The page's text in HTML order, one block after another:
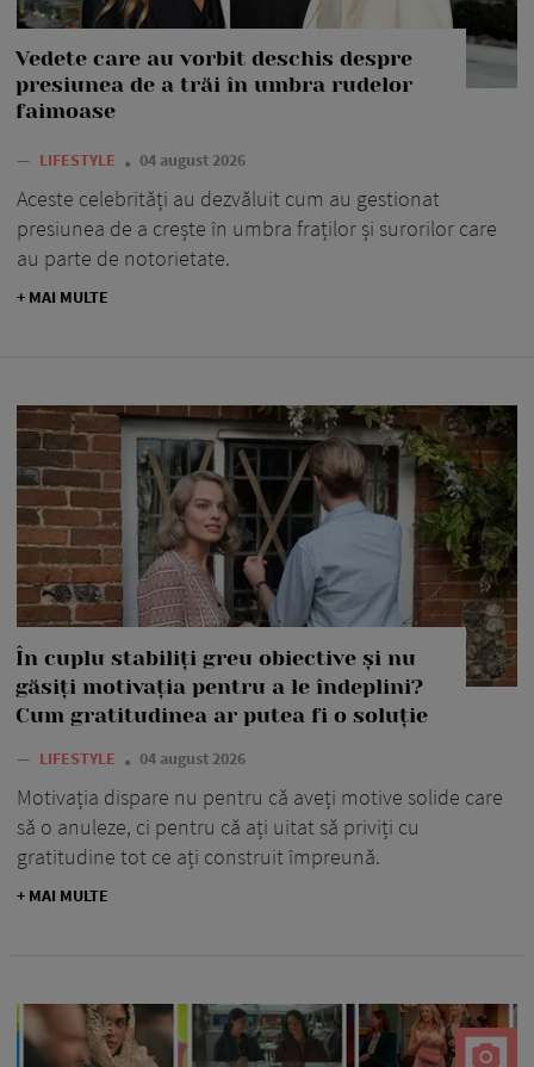
Vedete care au vorbit deschis despre
presiunea de a trăi în umbra rudelor
faimoase
— LIFESTYLE 04 august 2026
Aceste celebrități au dezvăluit cum au gestionat
presiunea de a crește în umbra fraților și surorilor care
au parte de notorietate.
+ MAI MULTE
În cuplu stabiliți greu obiective și nu
găsiți motivația pentru a le îndeplini?
Cum gratitudinea ar putea fi o soluție
— LIFESTYLE 04 august 2026
Motivația dispare nu pentru că aveți motive solide care
să o anuleze, ci pentru că ați uitat să priviți cu
gratitudine tot ce ați construit împreună.
+ MAI MULTE